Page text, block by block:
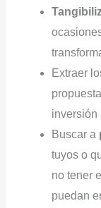
Extraer
inversión
Buscar a
tuyos o
no tener
puedan